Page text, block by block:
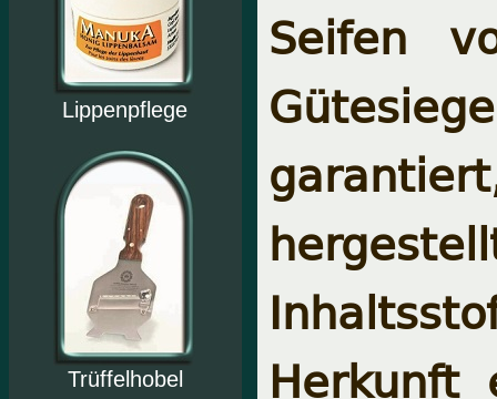
Lippenpflege
Trüffelhobel
Seifen
Herkunft